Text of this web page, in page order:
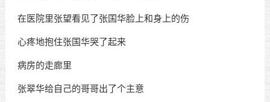
在医院里张望看见了张国华脸上和身上的伤
心疼地抱住张国华哭了起来
病房的走廊里
张翠华给自己的哥哥出了个主意